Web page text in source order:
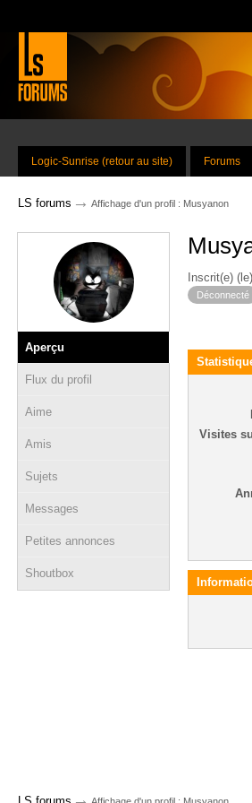
Logic-Sunrise (retour au site) Forums
LS forums → Affichage d'un profil : Musyanon
Aperçu
Flux du profil
Aime
Amis
Sujets
Messages
Petites annonces
Shoutbox
Inscrit(e)
Déconnecté
Visites